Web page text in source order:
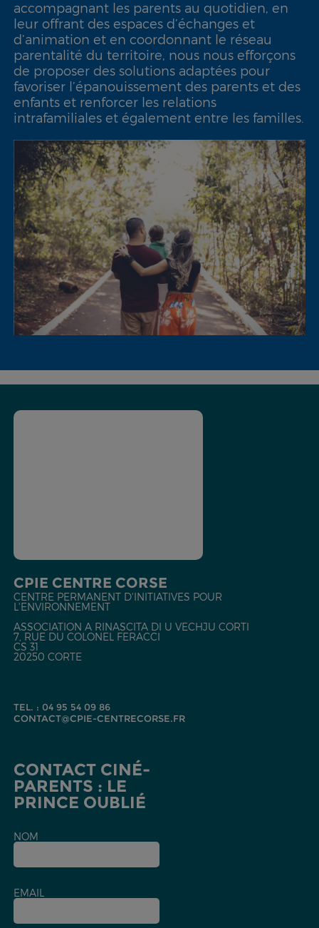
accompagnant les parents au quotidien, en
leur offrant des espaces d’échanges et
d’animation et en coordonnant le réseau
parentalité du territoire, nous nous efforçons
de proposer des solutions adaptées pour
favoriser l’épanouissement des parents et des
enfants et renforcer les relations
intrafamiliales et également entre les familles.
CPIE CENTRE CORSE
CENTRE PERMANENT D'INITIATIVES POUR
L'ENVIRONNEMENT
ASSOCIATION A RINASCITA DI U VECHJU CORTI
7, RUE DU COLONEL FERACCI
CS 31
20250 CORTE
TEL. : 04 95 54 09 86
CONTACT@CPIE-CENTRECORSE.FR
CONTACT CINÉ-
PARENTS : LE
PRINCE OUBLIÉ
NOM
EMAIL